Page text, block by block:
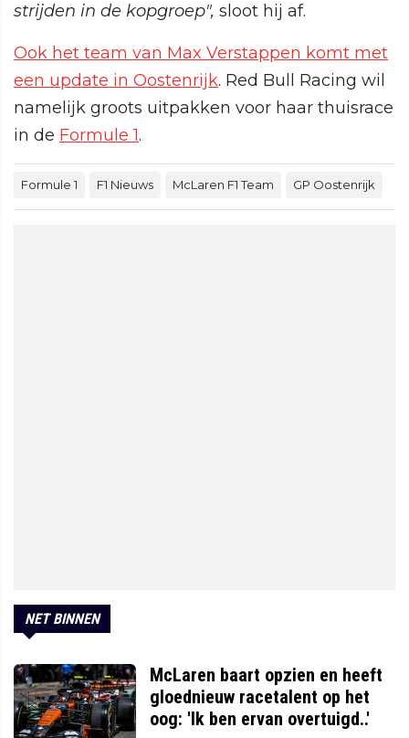
strijden in de kopgroep", sloot hij af.
Ook het team van Max Verstappen komt met
een update in Oostenrijk. Red Bull Racing wil
namelijk groots uitpakken voor haar thuisrace
in de Formule 1.
Formule 1 F1 Nieuws McLaren F1 Team GP Oostenrijk
NET BINNEN
McLaren baart opzien en heeft
gloednieuw racetalent op het
oog: 'Ik ben ervan overtuigd..'